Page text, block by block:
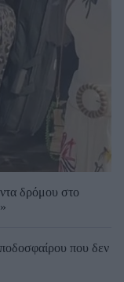
δρόμου στο
που δεν